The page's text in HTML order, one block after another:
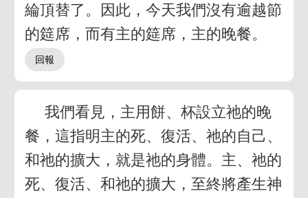
綸頂替了。因此，今天我們沒有逾越節
的筵席，而有主的筵席，主的晚餐。
我們看見，主用餅、杯設立祂的晚
餐，這指明主的死、復活、祂的自己、
和祂的擴大，就是祂的身體。主、祂的
死、復活、和祂的擴大，至終將產生神